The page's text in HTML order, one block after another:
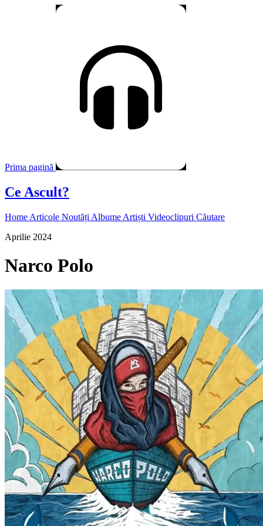
Prima pagină
Ce Ascult?
Home Articole Noutăți Albume Artiști Videoclipuri Căutare
Aprilie 2024
Narco Polo
Pagina externă
Pagina externă
Pagina externă
Pagina externă
Pagina externă
CAn
Carbon A.S. narcoBranco
Videoclipuri